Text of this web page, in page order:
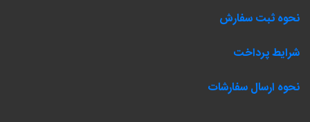
نحوه ثبت سفارش
شرایط پرداخت
نحوه ارسال سفارشات